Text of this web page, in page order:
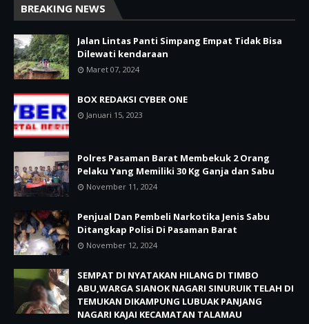
BREAKING NEWS
Jalan Lintas Panti Simpang Empat Tidak Bisa
Dilewati kendaraan
Maret 07, 2024
BOX REDAKSI CYBER ONE
Januari 15, 2023
Polres Pasaman Barat Membekuk 2 Orang
Pelaku Yang Memiliki 30 Kg Ganja dan Sabu
November 11, 2024
Penjual Dan Pembeli Narkotika Jenis Sabu
Ditangkap Polisi Di Pasaman Barat
November 12, 2024
SEMPAT DI NYATAKAN HILANG DI TIMBO
ABU,WARGA SIANOK NAGARI SINURUIK TELAH DI
TEMUKAN DIKAMPUNG LUBUAK PANJANG
NAGARI KAJAI KECAMATAN TALAMAU